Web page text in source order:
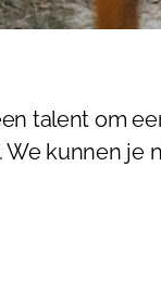
talent om
kunnen je